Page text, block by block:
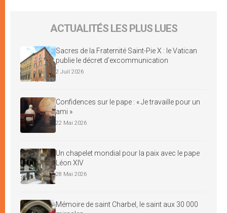
ACTUALITÉS LES PLUS LUES
Sacres de la Fraternité Saint-Pie X : le Vatican
publie le décret d’excommunication
2 Juil 2026
Confidences sur le pape : « Je travaille pour un
ami »
22 Mai 2026
Un chapelet mondial pour la paix avec le pape
Léon XIV
28 Mai 2026
Mémoire de saint Charbel, le saint aux 30 000